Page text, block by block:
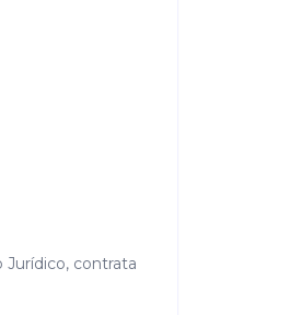
Jurídico, contrata